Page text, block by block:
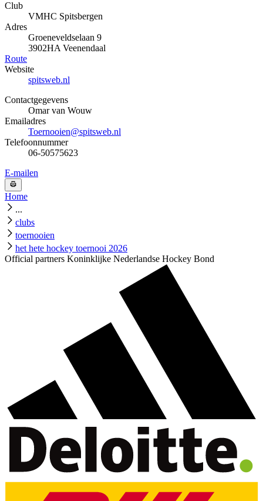
Club
VMHC Spitsbergen
Adres
Groeneveldselaan 9
3902HA Veenendaal
Route
Website
spitsweb.nl
Contactgegevens
Omar van Wouw
Emailadres
Toernooien@spitsweb.nl
Telefoonnummer
06-50575623
E-mailen
Home
...
clubs
toernooien
het hete hockey toernooi 2026
Official partners Koninklijke Nederlandse Hockey Bond